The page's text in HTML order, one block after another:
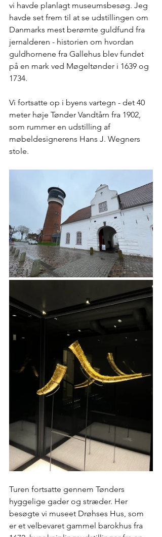
vi havde planlagt museumsbesøg. Jeg
havde set frem til at se udstillingen om
Danmarks mest berømte guldfund fra
jernalderen - historien om hvordan
guldhornene fra Gallehus blev fundet
på en mark ved Møgeltønder i 1639 og
1734.
Vi fortsatte op i byens vartegn - det 40
meter høje Tønder Vandtårn fra 1902,
som rummer en udstilling af
møbeldesignerens Hans J. Wegners
stole.
Turen fortsatte gennem Tønders
hyggelige gader og stræder. Her
besøgte vi museet Drøhses Hus, som
er et velbevaret gammel barokhus fra